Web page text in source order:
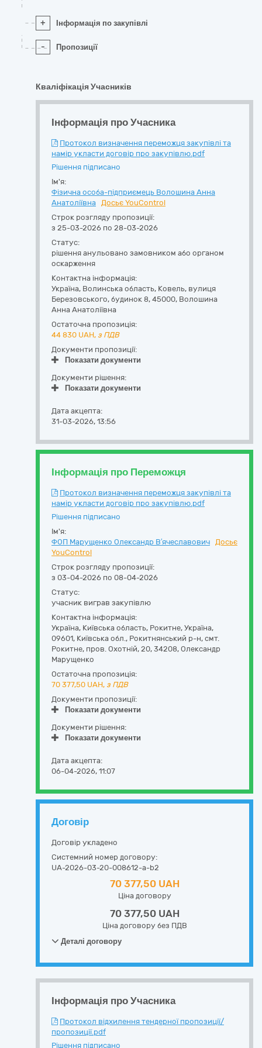
+ Інформація по закупівлі
- Пропозиції
Кваліфікація Учасників
Інформація про Учасника
Протокол визначення переможця закупівлі та
намір укласти договір про закупівлю.pdf
Рішення підписано
Ім'я:
Фізична особа-підприємець Волошина Анна
Анатоліївна Досьє YouControl
Строк розгляду пропозиції:
з 25-03-2026 по 28-03-2026
Статус:
рішення анульовано замовником або органом
оскарження
Контактна інформація:
Україна, Волинська область, Ковель, вулиця
Березовського, будинок 8, 45000, Волошина
Анна Анатоліївна
Остаточна пропозиція:
44 830 UAH, з ПДВ
Документи пропозиції:
Показати документи
Документи рішення:
Показати документи
Дата акцепта:
31-03-2026, 13:56
Інформація про Переможця
Протокол визначення переможця закупівлі та
намір укласти договір про закупівлю.pdf
Рішення підписано
Ім'я:
ФОП Марущенко Олександр В′ячеславович Досьє
YouControl
Строк розгляду пропозиції:
з 03-04-2026 по 08-04-2026
Статус:
учасник виграв закупівлю
Контактна інформація:
Україна, Київська область, Рокитне, Україна,
09601, Київська обл., Рокитнянський р-н, смт.
Рокитне, пров. Охотній, 20, 34208, Олександр
Марущенко
Остаточна пропозиція:
70 377,50 UAH, з ПДВ
Документи пропозиції:
Показати документи
Документи рішення:
Показати документи
Дата акцепта:
06-04-2026, 11:07
Договір
Договір укладено
Системний номер договору:
UA-2026-03-20-008612-a-b2
70 377,50 UAH
Ціна договору
70 377,50 UAH
Ціна договору без ПДВ
Деталі договору
Інформація про Учасника
Протокол відхилення тендерної пропозиції/
пропозиції.pdf
Рішення підписано